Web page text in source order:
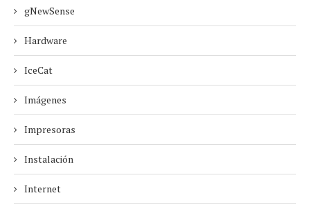
gNewSense
Hardware
IceCat
Imágenes
Impresoras
Instalación
Internet